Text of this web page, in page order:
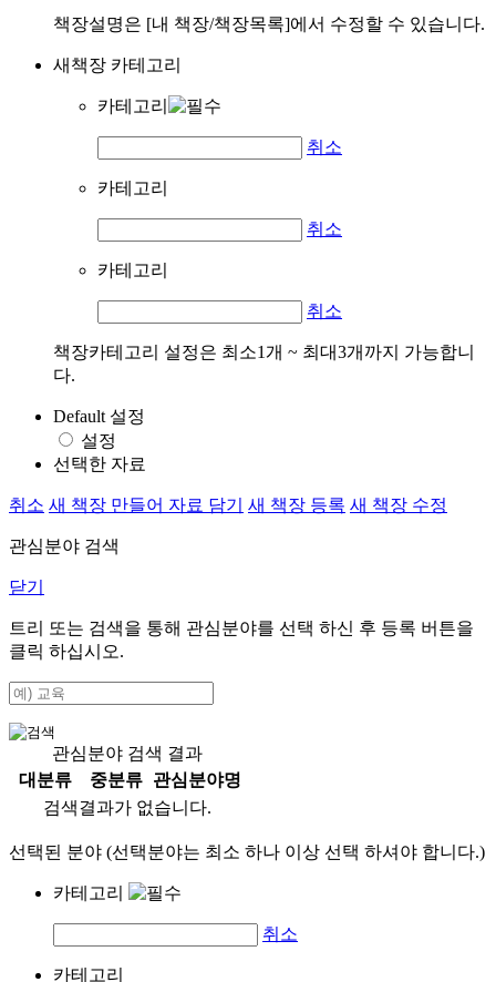
책장설명은 [내 책장/책장목록]에서 수정할 수 있습니다.
새책장 카테고리
카테고리
취소
카테고리
취소
카테고리
취소
책장카테고리 설정은 최소1개 ~ 최대3개까지 가능합니
다.
Default 설정
설정
선택한 자료
취소 새 책장 만들어 자료 담기 새 책장 등록 새 책장 수정
관심분야 검색
닫기
트리 또는 검색을 통해 관심분야를 선택 하신 후 등록 버튼을
클릭 하십시오.
관심분야 검색 결과
대분류
중분류
관심분야명
검색결과가 없습니다.
선택된 분야 (선택분야는 최소 하나 이상 선택 하셔야 합니다.)
카테고리
취소
카테고리